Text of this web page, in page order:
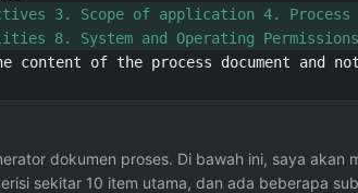
3. Scope of application 4.
8. System and Operating
of the process document and
dokumen proses. Di bawah ini, saya
sekitar 10 item utama, dan ada beberapa